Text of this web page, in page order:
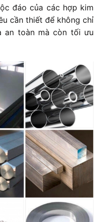
đáo của các hợp kim
cần thiết để không chỉ
an toàn mà còn tối ưu